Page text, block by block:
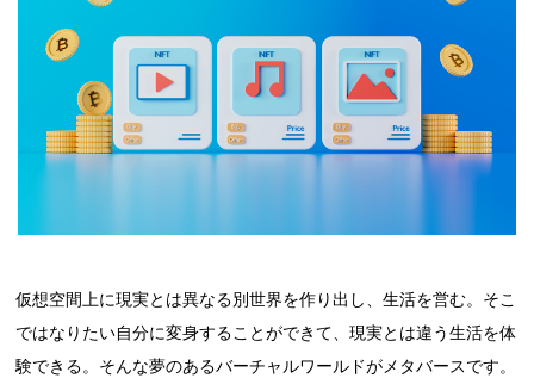
仮想空間上に現実とは異なる別世界を作り出し、生活を営む。そこ
ではなりたい自分に変身することができて、現実とは違う生活を体
験できる。そんな夢のあるバーチャルワールドがメタバースです。